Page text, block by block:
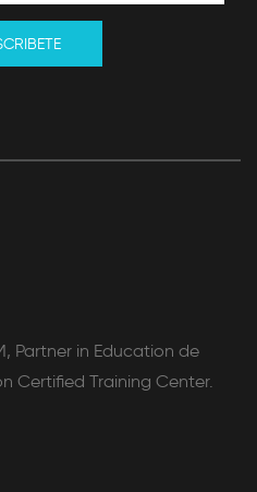
Partner in Education de
Certified Training Center.